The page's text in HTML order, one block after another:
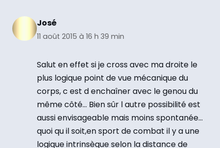
José
11 août 2015 à 16 h 39 min
Salut en effet si je cross avec ma droite le
plus logique point de vue mécanique du
corps, c est d enchaîner avec le genou du
même côté… Bien sûr l autre possibilité est
aussi envisageable mais moins spontanée…
quoi qu il soit,en sport de combat il y a une
logique intrinsèque selon la distance de